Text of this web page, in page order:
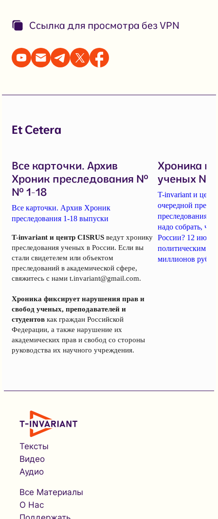
Ссылка для просмотра без VPN
Et Cetera
Все карточки. Архив
Хроник преследования №
№ 1-18
Все карточки. Архив Хроник
преследования 1-18 выпуски
T-invariant и центр CISRUS ведут хронику
преследования ученых в России. Если вы
стали свидетелем или объектом
преследований в академической сфере,
свяжитесь с нами t.invariant@gmail.com.
Хроника фиксирует нарушения прав и
свобод ученых, преподавателей и
студентов как граждан Российской
Федерации, а также нарушение их
академических прав и свобод со стороны
руководства их научного учреждения.
Хроника
ученых №
T-invariant и
очередной
преследования
надо собрать,
России? 12
политическим
миллионов
Тексты
Видео
Аудио
Все Материалы
О Нас